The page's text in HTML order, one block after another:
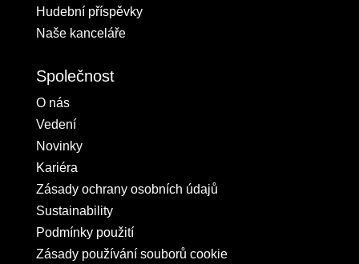
Hudební příspěvky
Naše kanceláře
Společnost
O nás
Vedení
Novinky
Kariéra
Zásady ochrany osobních údajů
Sustainability
Podmínky použití
Zásady používání souborů cookie